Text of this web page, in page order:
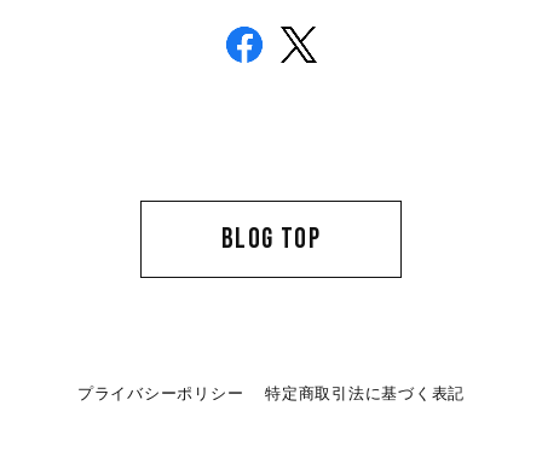
BLOG TOP
プライバシーポリシー 特定商取引法に基づく表記